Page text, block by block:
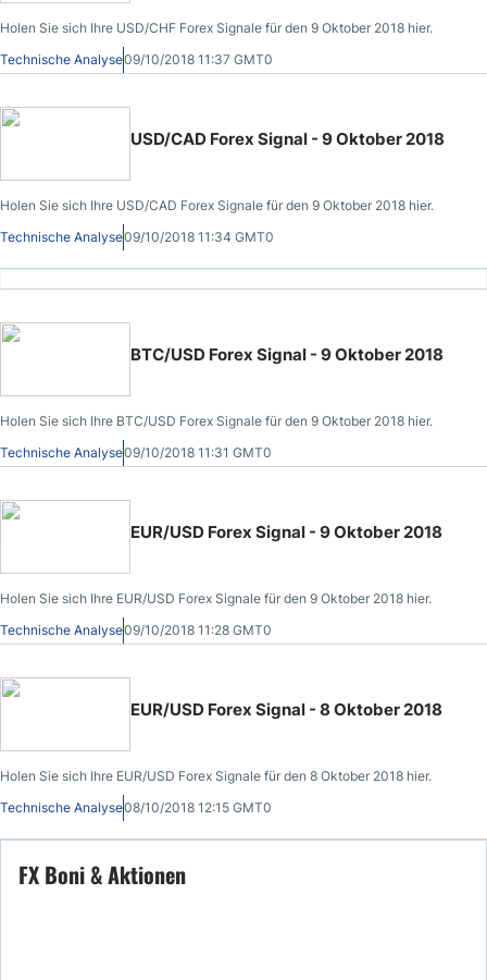
Holen Sie sich Ihre USD/CHF Forex Signale für den 9 Oktober 2018 hier.
Technische Analyse09/10/2018 11:37 GMT0
USD/CAD Forex Signal - 9 Oktober 2018
Holen Sie sich Ihre USD/CAD Forex Signale für den 9 Oktober 2018 hier.
Technische Analyse09/10/2018 11:34 GMT0
BTC/USD Forex Signal - 9 Oktober 2018
Holen Sie sich Ihre BTC/USD Forex Signale für den 9 Oktober 2018 hier.
Technische Analyse09/10/2018 11:31 GMT0
EUR/USD Forex Signal - 9 Oktober 2018
Holen Sie sich Ihre EUR/USD Forex Signale für den 9 Oktober 2018 hier.
Technische Analyse09/10/2018 11:28 GMT0
EUR/USD Forex Signal - 8 Oktober 2018
Holen Sie sich Ihre EUR/USD Forex Signale für den 8 Oktober 2018 hier.
Technische Analyse08/10/2018 12:15 GMT0
FX Boni & Aktionen